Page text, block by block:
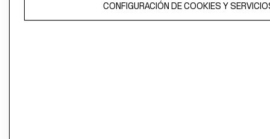
CONFIGURACIÓN DE COOKIES Y